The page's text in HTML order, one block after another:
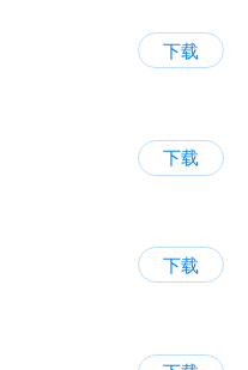
下载
下载
下载